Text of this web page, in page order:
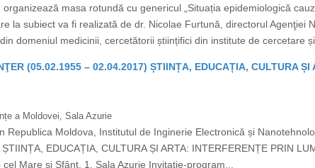
masa rotundă cu genericul „Situația epidemiologică
la subiect va fi realizată de dr. Nicolae Furtună, directorul Agenţiei
domeniul medicinii, cercetătorii științifici din institute de cercetare și
(05.02.1955 – 02.04.2017) ȘTIINȚA, EDUCAȚIA, CULTURA ȘI
a Moldovei, Sala Azurie
Moldova, Institutul de Inginerie Electronică și
EDUCAȚIA, CULTURA ȘI ARTA: INTERFERENȚE PRIN
Mare şi Sfânt, 1, Sala Azurie Invitație-program...